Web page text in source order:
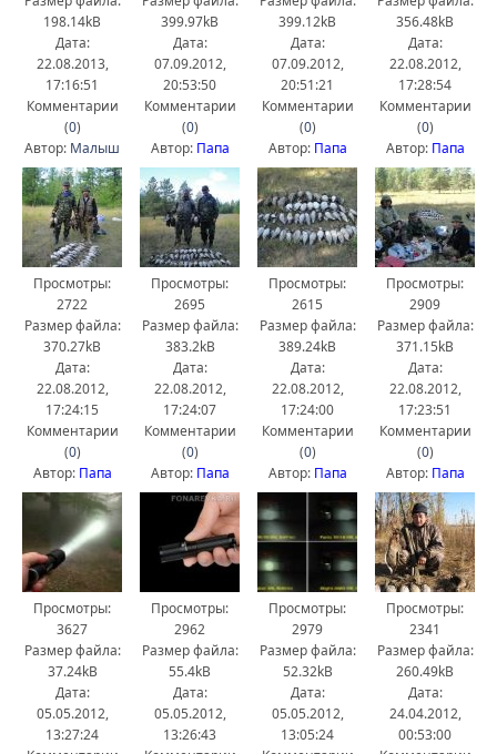
198.14kB
Дата:
22.08.2013,
17:16:51
Комментарии
(0)
Автор: Малыш
399.97kB
Дата:
07.09.2012,
20:53:50
Комментарии
(0)
Автор: Папа
399.12kB
Дата:
07.09.2012,
20:51:21
Комментарии
(0)
Автор: Папа
356.48kB
Дата:
22.08.2012,
17:28:54
Комментарии
(0)
Автор: Папа
Просмотры:
2722
Размер файла:
370.27kB
Дата:
22.08.2012,
17:24:15
Комментарии
(0)
Автор: Папа
Просмотры:
2695
Размер файла:
383.2kB
Дата:
22.08.2012,
17:24:07
Комментарии
(0)
Автор: Папа
Просмотры:
2615
Размер файла:
389.24kB
Дата:
22.08.2012,
17:24:00
Комментарии
(0)
Автор: Папа
Просмотры:
2909
Размер файла:
371.15kB
Дата:
22.08.2012,
17:23:51
Комментарии
(0)
Автор: Папа
Просмотры:
3627
Размер файла:
37.24kB
Дата:
05.05.2012,
13:27:24
Просмотры:
2962
Размер файла:
55.4kB
Дата:
05.05.2012,
13:26:43
Просмотры:
2979
Размер файла:
52.32kB
Дата:
05.05.2012,
13:05:24
Просмотры:
2341
Размер файла:
260.49kB
Дата:
24.04.2012,
00:53:00